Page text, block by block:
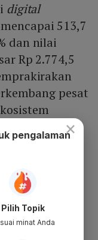
digital
513,7
dan nilai
Rp 2.774,5
pesat
yang semakin
×
pengalaman
Pilih Topik
minat Anda